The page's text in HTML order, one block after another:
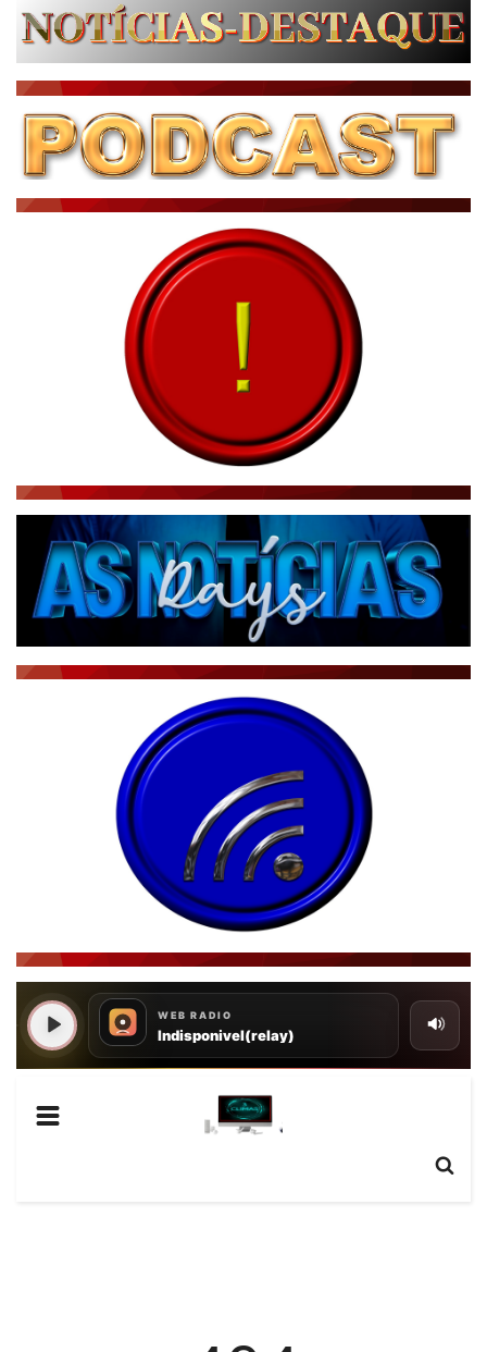
PODCAST - PONTO DE VISTA
BRASIL DE FATO - ÚLTIMAS NOTÍCIAS
ÚLTIMAS NOTÍCIAS
NOTÍCIAS TAMBÉM NA TELA
BRASIL MUNDO AO VIVO
JORNAL DO BRASIL
NOTÍCIAS AO MINUTO
ACONTECEU...VIROU MANCHETE!